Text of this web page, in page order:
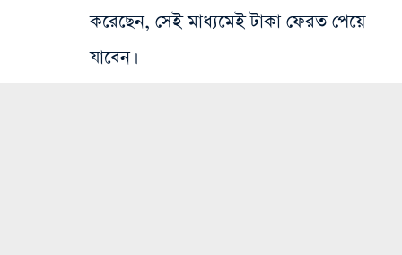
করেছেন, সেই মাধ্যমেই টাকা ফেরত পেয়ে
যাবেন।